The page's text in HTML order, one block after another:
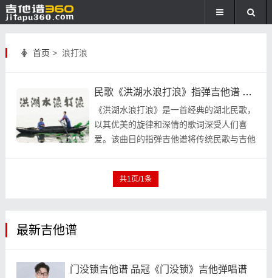
首页 > 浪打浪
民歌《洪湖水浪打浪》指弹吉他谱 独奏谱 六线谱
《洪湖水浪打浪》是一首经典的湖北民歌，
以其优美的旋律和深情的歌词深受人们喜
爱。该曲目的指弹吉他谱将传统民歌与吉他
共1页/1条
最新吉他谱
门没锁吉他谱 品冠《门没锁》吉他弹唱谱